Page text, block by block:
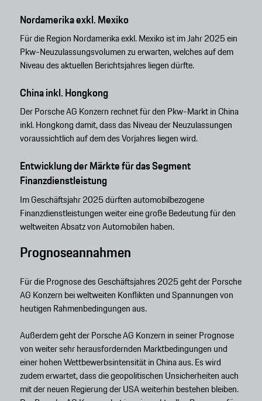
Nordamerika exkl. Mexiko
Für die Region Nordamerika exkl. Mexiko ist im Jahr 2025 ein
Pkw-Neuzulassungsvolumen zu erwarten, welches auf dem
Niveau des aktuellen Berichtsjahres liegen dürfte.
China inkl. Hongkong
Der Porsche AG Konzern rechnet für den Pkw-Markt in China
inkl. Hongkong damit, dass das Niveau der Neuzulassungen
voraussichtlich auf dem des Vorjahres liegen wird.
Entwicklung der Märkte für das Segment
Finanzdienstleistung
Im Geschäftsjahr 2025 dürften automobilbezogene
Finanzdienstleistungen weiter eine große Bedeutung für den
weltweiten Absatz von Automobilen haben.
Prognoseannahmen
Für die Prognose des Geschäftsjahres 2025 geht der Porsche
AG Konzern bei weltweiten Konflikten und Spannungen von
heutigen Rahmenbedingungen aus.
Außerdem geht der Porsche AG Konzern in seiner Prognose
von weiter sehr herausfordernden Marktbedingungen und
einer hohen Wettbewerbsintensität in China aus. Es wird
zudem erwartet, dass die geopolitischen Unsicherheiten auch
mit der neuen Regierung der USA weiterhin bestehen bleiben.